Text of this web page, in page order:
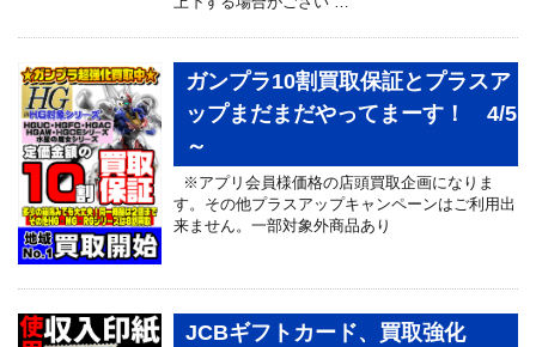
ガンプラ10割買取保証とプラスア
ップまだまだやってまーす！ 4/5
～
※アプリ会員様価格の店頭買取企画になりま
す。その他プラスアップキャンペーンはご利用出
来ません。一部対象外商品あり
JCBギフトカード、買取強化